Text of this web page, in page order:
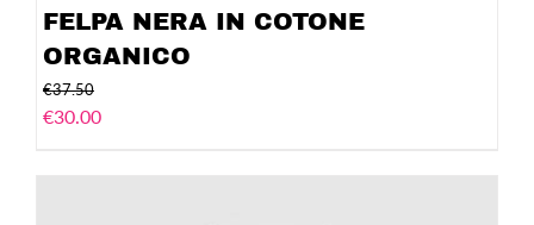
FELPA NERA IN COTONE
ORGANICO
€37.50
€30.00